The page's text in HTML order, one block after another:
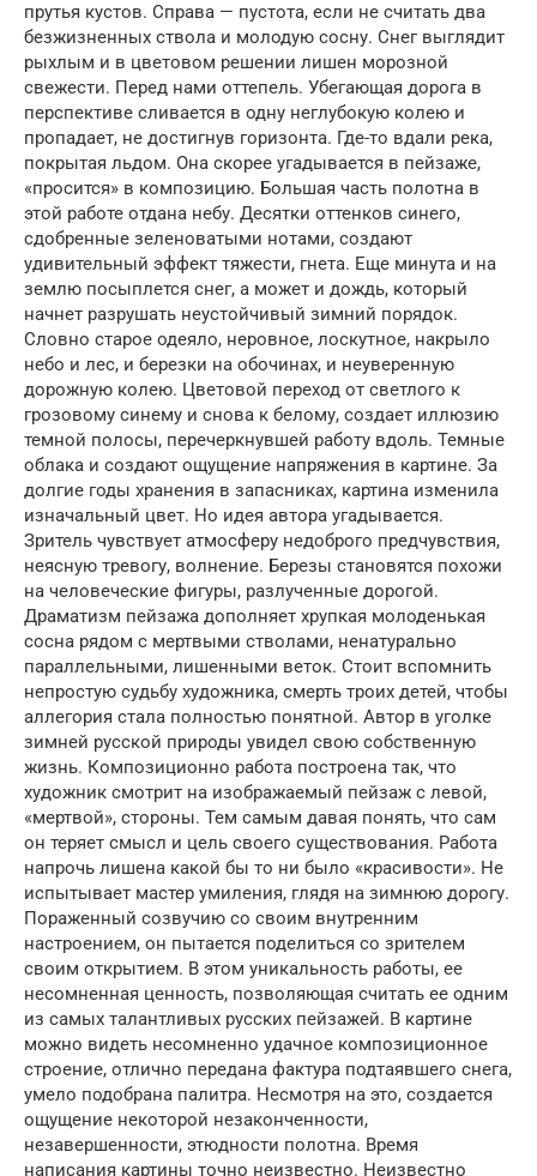
прутья кустов. Справа — пустота, если не считать два
безжизненных ствола и молодую сосну. Снег выглядит
рыхлым и в цветовом решении лишен морозной
свежести. Перед нами оттепель. Убегающая дорога в
перспективе сливается в одну неглубокую колею и
пропадает, не достигнув горизонта. Где-то вдали река,
покрытая льдом. Она скорее угадывается в пейзаже,
«просится» в композицию. Большая часть полотна в
этой работе отдана небу. Десятки оттенков синего,
сдобренные зеленоватыми нотами, создают
удивительный эффект тяжести, гнета. Еще минута и на
землю посыплется снег, а может и дождь, который
начнет разрушать неустойчивый зимний порядок.
Словно старое одеяло, неровное, лоскутное, накрыло
небо и лес, и березки на обочинах, и неуверенную
дорожную колею. Цветовой переход от светлого к
грозовому синему и снова к белому, создает иллюзию
темной полосы, перечеркнувшей работу вдоль. Темные
облака и создают ощущение напряжения в картине. За
долгие годы хранения в запасниках, картина изменила
изначальный цвет. Но идея автора угадывается.
Зритель чувствует атмосферу недоброго предчувствия,
неясную тревогу, волнение. Березы становятся похожи
на человеческие фигуры, разлученные дорогой.
Драматизм пейзажа дополняет хрупкая молоденькая
сосна рядом с мертвыми стволами, ненатурально
параллельными, лишенными веток. Стоит вспомнить
непростую судьбу художника, смерть троих детей, чтобы
аллегория стала полностью понятной. Автор в уголке
зимней русской природы увидел свою собственную
жизнь. Композиционно работа построена так, что
художник смотрит на изображаемый пейзаж с левой,
«мертвой», стороны. Тем самым давая понять, что сам
он теряет смысл и цель своего существования. Работа
напрочь лишена какой бы то ни было «красивости». Не
испытывает мастер умиления, глядя на зимнюю дорогу.
Пораженный созвучию со своим внутренним
настроением, он пытается поделиться со зрителем
своим открытием. В этом уникальность работы, ее
несомненная ценность, позволяющая считать ее одним
из самых талантливых русских пейзажей. В картине
можно видеть несомненно удачное композиционное
строение, отлично передана фактура подтаявшего снега,
умело подобрана палитра. Несмотря на это, создается
ощущение некоторой незаконченности,
незавершенности, этюдности полотна. Время
написания картины точно неизвестно. Неизвестно